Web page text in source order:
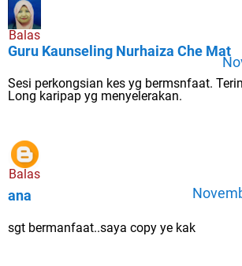
Balas
Guru Kaunseling Nurhaiza Che Mat
Sesi perkongsian kes yg bermsnfaat.
Long karipap yg menyelerakan.
Balas
ana
sgt bermanfaat..saya copy ye kak